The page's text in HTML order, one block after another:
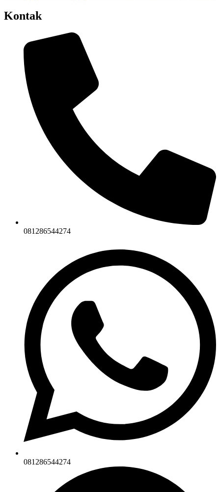
Kontak
081286544274
081286544274